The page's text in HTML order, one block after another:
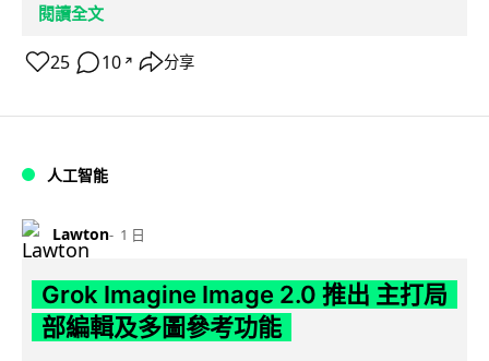
閱讀全文
25 10 ↗ 分享
人工智能
Lawton 1 日
Grok Imagine Image 2.0 推出 主打局
部編輯及多圖參考功能